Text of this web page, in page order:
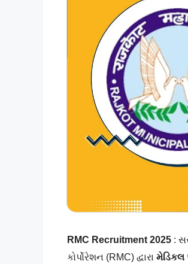
RMC Recruitment 2025 :
કોર્પોરેશન (RMC) દ્વારા